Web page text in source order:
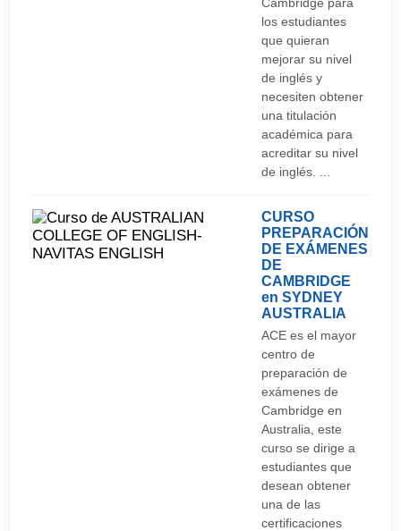
los estudiantes
que quieran
mejorar su nivel
de inglés y
necesiten obtener
una titulación
académica para
acreditar su nivel
de inglés. ...
CURSO
PREPARACIÓN
DE EXÁMENES
DE
CAMBRIDGE
en SYDNEY
AUSTRALIA
ACE es el mayor
centro de
preparación de
exámenes de
Cambridge en
Australia, este
curso se dirige a
estudiantes que
desean obtener
una de las
certificaciones